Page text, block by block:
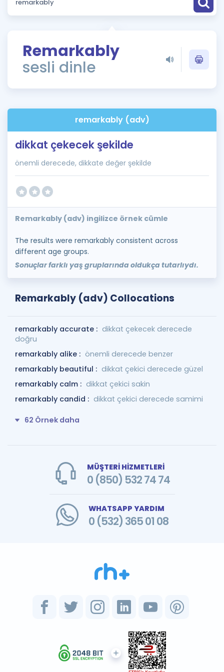
Puan Hesaplama
ÖSYM Sınav Takvimi
Kampanyalar
İngilizce Gramer
Remarkably
sesli dinle
remarkably (adv)
dikkat çekecek şekilde
önemli derecede, dikkate değer şekilde
Remarkably (adv) ingilizce örnek cümle
The results were remarkably consistent across
different age groups.
Sonuçlar farklı yaş gruplarında oldukça tutarlıydı.
Remarkably (adv) Collocations
remarkably accurate : dikkat çekecek derecede
doğru
remarkably alike : önemli derecede benzer
remarkably beautiful : dikkat çekici derecede güzel
remarkably calm : dikkat çekici sakin
remarkably candid : dikkat çekici derecede samimi
62 Örnek daha
MÜŞTERİ HİZMETLERİ
0 (850) 532 74 74
WHATSAPP YARDIM
0 (532) 365 01 08